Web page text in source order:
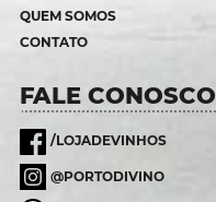
QUEM SOMOS
CONTATO
FALE CONOSCO
/LOJADEVINHOS
@PORTODIVINO